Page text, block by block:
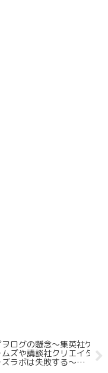
グの懸念～集英社ゲ
や講談社クリエイタ
ボは失敗する～
ピ
＆